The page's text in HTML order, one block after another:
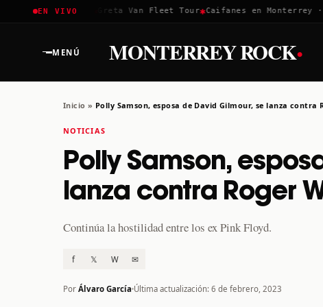
EN VIVO
Coachella 2026 Greta Van Fleet Tour✱Caifanes en Monterrey · 12
MENÚ MONTERREY ROCK·
Inicio » Polly Samson, esposa de David Gilmour, se lanza contra
NOTICIAS
Polly Samson,
lanza contra Roger
Continúa la hostilidad entre los ex Pink Floyd.
f 𝕏 W ✉
Por Álvaro García Última actualización: 6 de febrero, 2023